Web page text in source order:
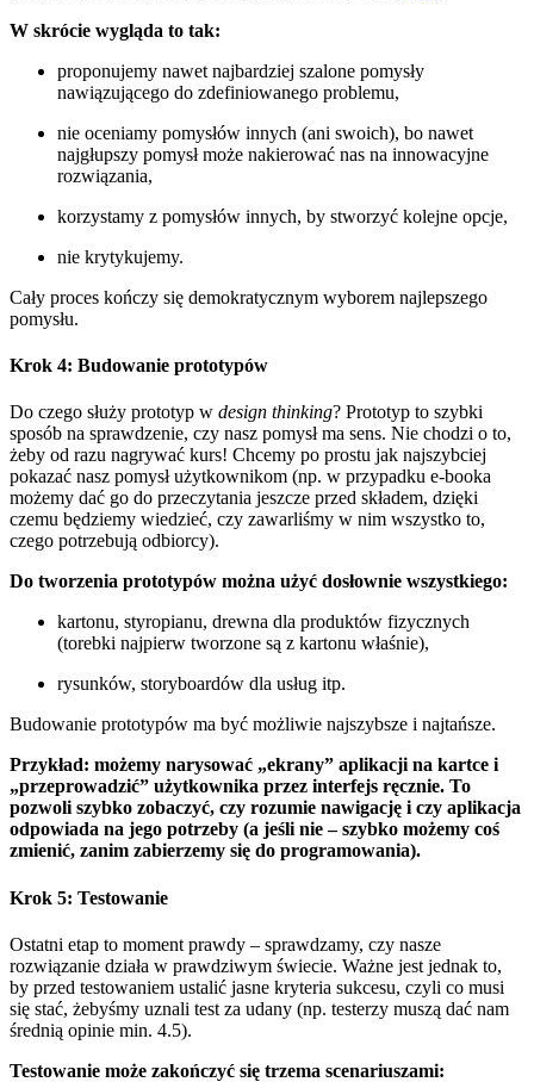
W skrócie wygląda to tak:
proponujemy nawet najbardziej szalone pomysły
nawiązującego do zdefiniowanego problemu,
nie oceniamy pomysłów innych (ani swoich), bo nawet
najgłupszy pomysł może nakierować nas na innowacyjne
rozwiązania,
korzystamy z pomysłów innych, by stworzyć kolejne opcje,
nie krytykujemy.
Cały proces kończy się demokratycznym wyborem najlepszego
pomysłu.
Krok 4: Budowanie prototypów
Do czego służy prototyp w design thinking? Prototyp to szybki
sposób na sprawdzenie, czy nasz pomysł ma sens. Nie chodzi o to,
żeby od razu nagrywać kurs! Chcemy po prostu jak najszybciej
pokazać nasz pomysł użytkownikom (np. w przypadku e-booka
możemy dać go do przeczytania jeszcze przed składem, dzięki
czemu będziemy wiedzieć, czy zawarliśmy w nim wszystko to,
czego potrzebują odbiorcy).
Do tworzenia prototypów można użyć dosłownie wszystkiego:
kartonu, styropianu, drewna dla produktów fizycznych
(torebki najpierw tworzone są z kartonu właśnie),
rysunków, storyboardów dla usług itp.
Budowanie prototypów ma być możliwie najszybsze i najtańsze.
Przykład: możemy narysować „ekrany” aplikacji na kartce i
„przeprowadzić” użytkownika przez interfejs ręcznie. To
pozwoli szybko zobaczyć, czy rozumie nawigację i czy aplikacja
odpowiada na jego potrzeby (a jeśli nie – szybko możemy coś
zmienić, zanim zabierzemy się do programowania).
Krok 5: Testowanie
Ostatni etap to moment prawdy – sprawdzamy, czy nasze
rozwiązanie działa w prawdziwym świecie. Ważne jest jednak to,
by przed testowaniem ustalić jasne kryteria sukcesu, czyli co musi
się stać, żebyśmy uznali test za udany (np. testerzy muszą dać nam
średnią opinie min. 4.5).
Testowanie może zakończyć się trzema scenariuszami: